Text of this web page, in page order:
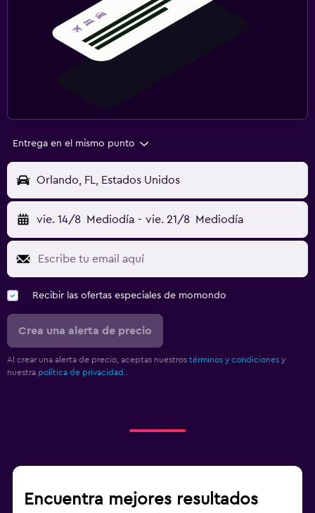
Entrega en el mismo punto
Orlando, FL, Estados Unidos
vie. 14/8 Mediodía - vie. 21/8 Mediodía
Recibir las ofertas especiales de momondo
Crea una alerta de precio
Al crear una alerta de precio, aceptas nuestros términos y condiciones y
nuestra política de privacidad.
Encuentra mejores resultados